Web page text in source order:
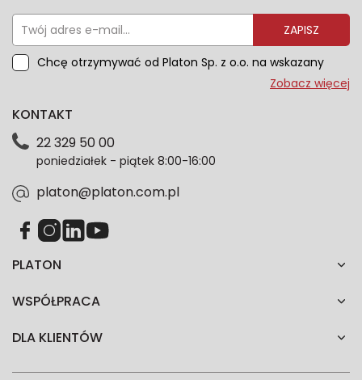
ZAPISZ
Chcę otrzymywać od Platon Sp. z o.o. na wskazany
przeze mnie adres e-mail informacje marketingowe
dotyczące danych osobowych znajdziesz w naszej
każdym czasie. Wycofanie zgody nie wpłynie na
zgodność z prawem przetwarzania dokonanego przed
Zobacz więcej
PLATON
WSPÓŁPRACA
DLA KLIENTÓW
KONTAKT
22 329 50 00
poniedziałek - piątek 8:00-16:00
platon@platon.com.pl